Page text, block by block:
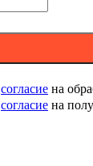
согласие на
согласие на